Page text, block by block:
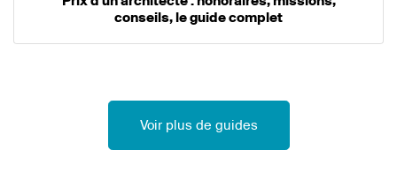
conseils, le guide complet
Voir plus de guides